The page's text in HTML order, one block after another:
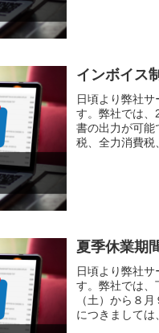
インボイス
日頃より弊社
す。弊社では、
書の出力が可能
税、全力消費税
夏季休業期
日頃より弊社
す。弊社では、
（土）から８
につきまして